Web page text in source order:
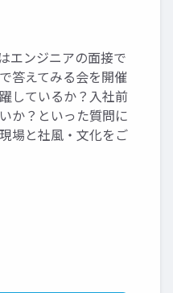
エンジニアの面接で
答えてみる会を開催
しているか？入社前
か？といった質問に
場と社風・文化をご